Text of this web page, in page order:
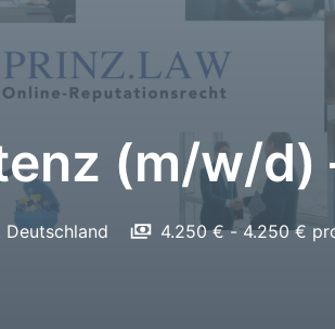
(m/w/d)
Deutschland 4.250 € - 4.250 €